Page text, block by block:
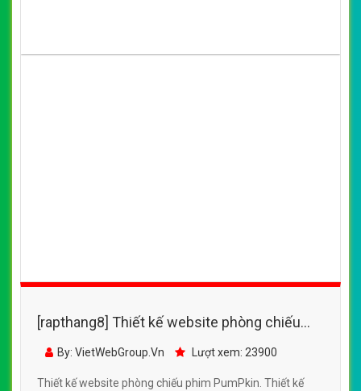
[rapthang8] Thiết kế website phòng chiếu
phim PumPkin đẹp, chuyên nghiệp chuẩn
By: VietWebGroup.Vn Lượt xem: 23900
Thiết kế website phòng chiếu phim PumPkin. Thiết kế